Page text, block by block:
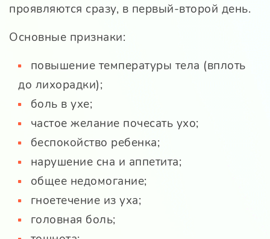
проявляются сразу, в первый-второй день.
Основные признаки:
повышение температуры тела (вплоть
до лихорадки);
боль в ухе;
частое желание почесать ухо;
беспокойство ребенка;
нарушение сна и аппетита;
общее недомогание;
гноетечение из уха;
головная боль;